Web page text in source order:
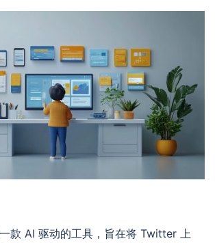
款 AI 驱动的工具，旨在将 Twitter 上